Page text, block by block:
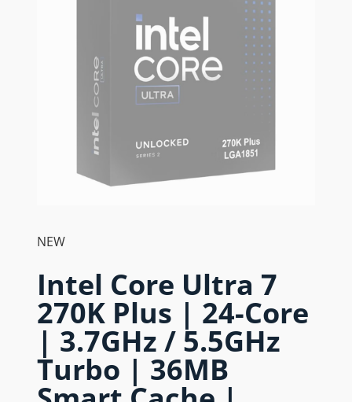
NEW
Intel Core Ultra 7
270K Plus | 24-Core
| 3.7GHz / 5.5GHz
Turbo | 36MB